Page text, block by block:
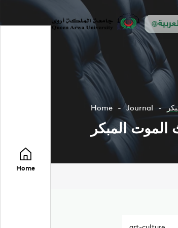
Home
Home Journal
المبكر